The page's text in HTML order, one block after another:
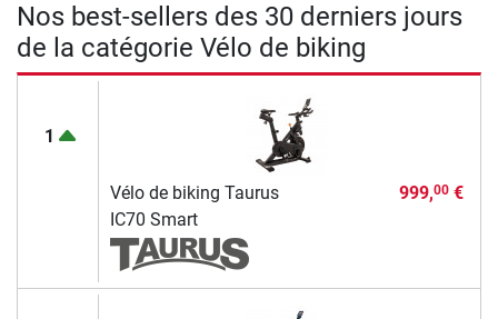
Nos best-sellers des 30 derniers jours
de la catégorie Vélo de biking
1
Vélo de biking Taurus
IC70 Smart
999,00€